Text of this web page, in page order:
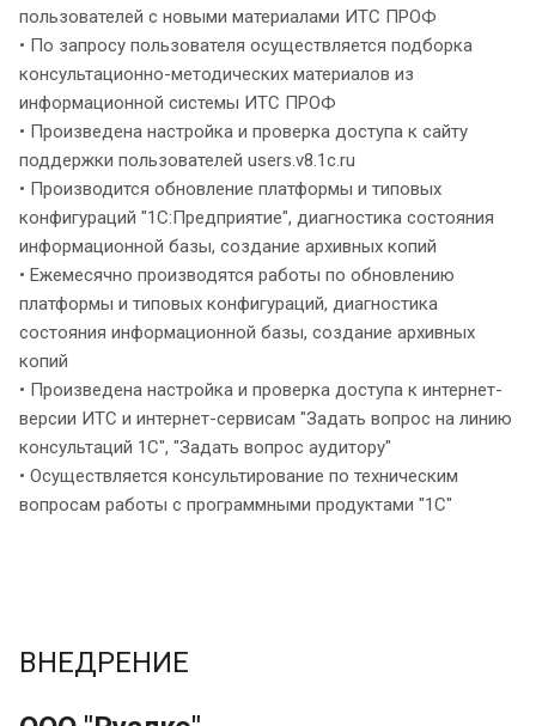
пользователей с новыми материалами ИТС ПРОФ
• По запросу пользователя осуществляется подборка
консультационно-методических материалов из
информационной системы ИТС ПРОФ
• Произведена настройка и проверка доступа к сайту
поддержки пользователей users.v8.1c.ru
• Производится обновление платформы и типовых
конфигураций "1С:Предприятие", диагностика состояния
информационной базы, создание архивных копий
• Ежемесячно производятся работы по обновлению
платформы и типовых конфигураций, диагностика
состояния информационной базы, создание архивных
копий
• Произведена настройка и проверка доступа к интернет-
версии ИТС и интернет-сервисам "Задать вопрос на линию
консультаций 1С", "Задать вопрос аудитору"
• Осуществляется консультирование по техническим
вопросам работы с программными продуктами "1С"
ВНЕДРЕНИЕ